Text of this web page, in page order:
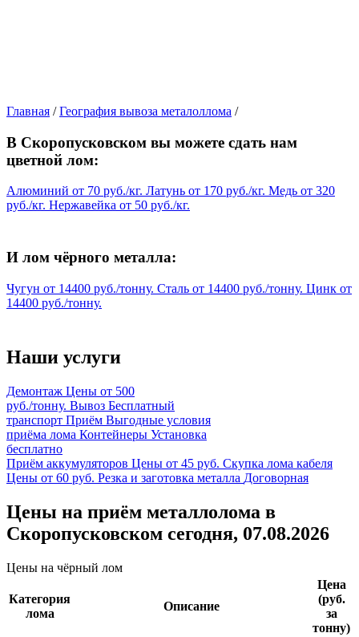
Главная / География вывоза металоллома /
В Скоропусковском вы можете сдать нам
цветной лом:
Алюминий от 70 руб./кг. Латунь от 170 руб./кг. Медь от 320
руб./кг. Нержавейка от 50 руб./кг.
И лом чёрного металла:
Чугун от 14400 руб./тонну. Сталь от 14400 руб./тонну. Цинк от
14400 руб./тонну.
Наши услуги
Демонтаж Цены от 500
руб./тонну. Вывоз Бесплатный
транспорт Приём Выгодные условия
приёма лома Контейнеры Установка
бесплатно
Приём аккумуляторов Цены от 45 руб. Скупка лома кабеля
Цены от 60 руб. Резка и заготовка металла Договорная
Цены на приём металлолома в
Скоропусковском сегодня, 07.08.2026
Цены на чёрный лом
Категория
лома
Описание
Цена
(руб.
за
тонну)